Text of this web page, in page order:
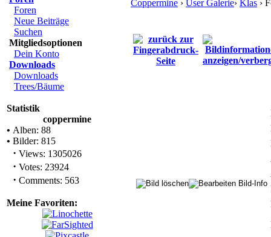
Foren
Neue Beiträge
Suchen
Mitgliedsoptionen
Dein Konto
Downloads
Downloads
Trees/Bäume
Statistik
coppermine
• Alben: 88
• Bilder: 815
· Views: 1305026
· Votes: 23924
· Comments: 563
Meine Favoriten:
Coppermine › User Galerie› Klas ›